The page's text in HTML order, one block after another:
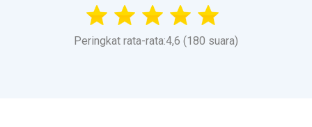
Peringkat rata-rata:4,6 (180 suara)